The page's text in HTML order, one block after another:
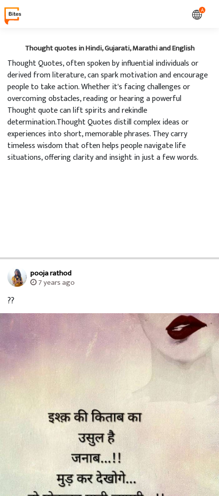
A
Thought quotes in Hindi, Gujarati, Marathi and English
Thought Quotes, often spoken by influential individuals or
derived from literature, can spark motivation and encourage
people to take action. Whether it's facing challenges or
overcoming obstacles, reading or hearing a powerful
Thought quote can lift spirits and rekindle
determination.Thought Quotes distill complex ideas or
experiences into short, memorable phrases. They carry
timeless wisdom that often helps people navigate life
situations, offering clarity and insight in just a few words.
pooja rathod
7 years ago
??